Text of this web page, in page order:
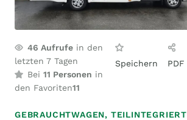
46 Aufrufe in den
letzten 7 Tagen
Bei 11 Personen in
den Favoriten11
Speichern PDF
GEBRAUCHTWAGEN, TEILINTEGRIERT